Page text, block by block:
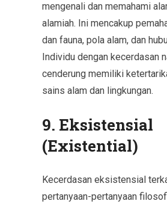
mengenali dan memahami
alamiah. Ini mencakup
dan fauna, pola alam, dan
Individu dengan kecerdasan
cenderung memiliki
sains alam dan lingkungan.
9. Eksistensial
(Existential)
Kecerdasan eksistensial
pertanyaan-pertanyaan